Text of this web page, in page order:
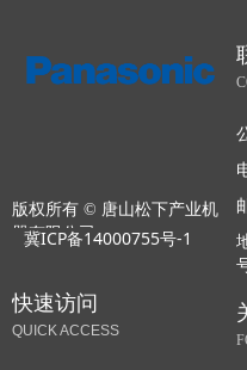
版权所有 © 唐山松下产业机
器有限公司
冀ICP备14000755号-1
快速访问
QUICK ACCESS